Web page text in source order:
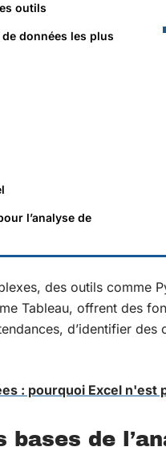
outils
de données les plus
l’analyse de
des outils comme
Tableau, offrent des
d’identifier
: pourquoi Excel n'est
bases de